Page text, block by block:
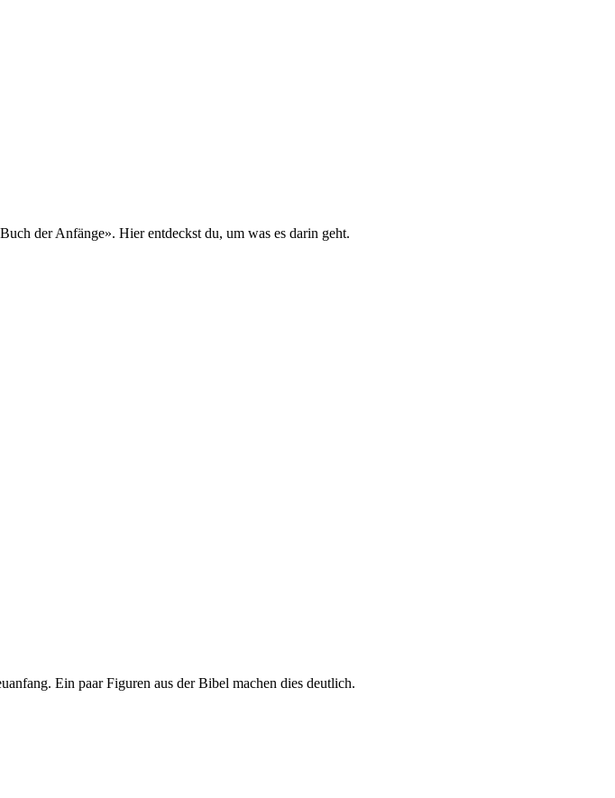
der Anfänge». Hier entdeckst du, um was es darin geht.
Ein paar Figuren aus der Bibel machen dies deutlich.